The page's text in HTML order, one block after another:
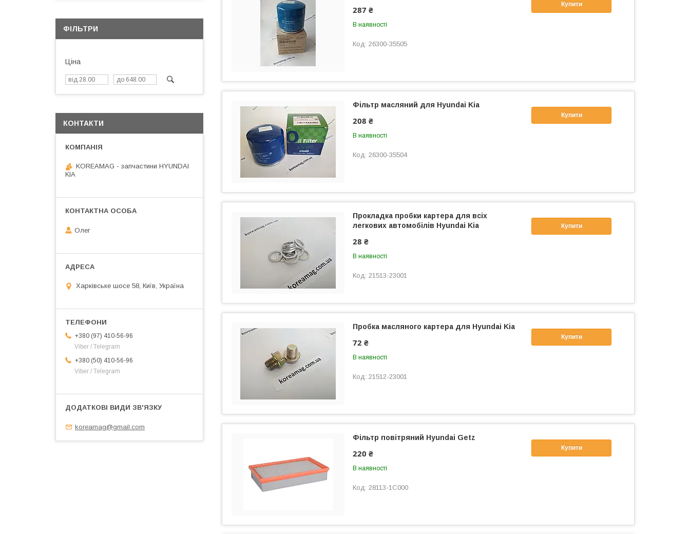
Купити
287 ₴
В наявності
26300-35505
Купити
Фільтр масляний для Hyundai Kia
208 ₴
В наявності
26300-35504
Купити
Прокладка пробки картера для всіх
легкових автомобілів Hyundai Kia
28 ₴
В наявності
21513-23001
Купити
Пробка масляного картера для Hyundai Kia
72 ₴
В наявності
21512-23001
Купити
Фільтр повітряний Hyundai Getz
220 ₴
В наявності
28113-1C000
ФІЛЬТРИ
Ціна
КОНТАКТИ
KOREAMAG - запчастини HYUNDAI
KIA
Олег
Харківське шосе 58, Київ, Україна
+380 (97) 410-56-96
Viber / Telegram
+380 (50) 410-56-96
Viber / Telegram
koreamag@gmail.com